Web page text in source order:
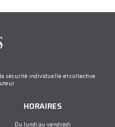
sécurité individuelle et collective
HORAIRES
Du lundi au vendredi